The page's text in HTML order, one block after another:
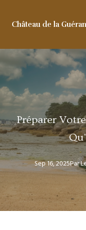
Château de la
Préparer
Sep 16, 2025Par